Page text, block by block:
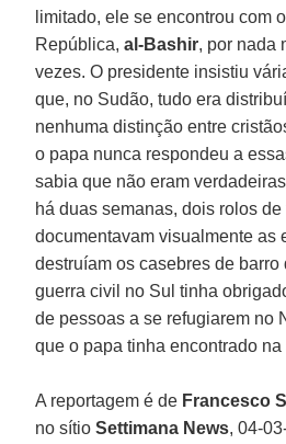
limitado, ele se encontrou com
República,al-Bashir, por nada
vezes. O presidente insistiu
que, no Sudão, tudo era
nenhuma distinção entre
o papa nunca respondeu a
sabia que não eram
há duas semanas, dois rolos
documentavam visualmente as
destruíam os casebres de barro
guerra civil no Sul tinha
de pessoas a se refugiarem no
que o papa tinha encontrado
A reportagem é de Francesco
no sítioSettimana News, 04-